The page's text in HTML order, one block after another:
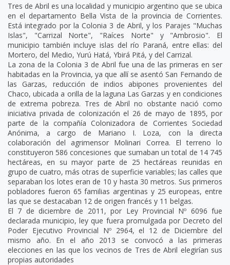
Tres de Abril es una localidad y municipio argentino que se ubica
en el departamento Bella Vista de la provincia de Corrientes.
Está integrado por la Colonia 3 de Abril, y los Parajes "Muchas
Islas", "Carrizal Norte", "Raíces Norte" y "Ambrosio". El
municipio también incluye islas del río Paraná, entre ellas: del
Mortero, del Medio, Yurú Hatá, Ybirá Pitá, y del Carrizal.
La zona de la Colonia 3 de Abril fue una de las primeras en ser
habitadas en la Provincia, ya que allí se asentó San Fernando de
las Garzas, reducción de indios abipones provenientes del
Chaco, ubicada a orilla de la laguna Las Garzas y en condiciones
de extrema pobreza. Tres de Abril no obstante nació como
iniciativa privada de colonización el 26 de mayo de 1895, por
parte de la compañía Colonizadora de Corrientes Sociedad
Anónima, a cargo de Mariano I. Loza, con la directa
colaboración del agrimensor Molinari Correa. El terreno lo
constituyeron 586 concesiones que sumaban un total de 14 745
hectáreas, en su mayor parte de 25 hectáreas reunidas en
grupo de cuatro, más otras de superficie variables; las calles que
separaban los lotes eran de 10 y hasta 30 metros. Sus primeros
pobladores fueron 65 familias argentinas y 25 europeas, entre
las que se destacaban 12 de origen francés y 11 belgas.
El 7 de diciembre de 2011, por Ley Provincial Nº 6096 fue
declarada municipio, ley que fuera promulgada por Decreto del
Poder Ejecutivo Provincial Nº 2964, el 12 de Diciembre del
mismo año. En el año 2013 se convocó a las primeras
elecciones en las que los vecinos de Tres de Abril elegirían sus
propias autoridades